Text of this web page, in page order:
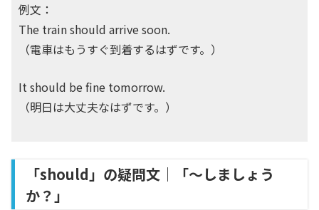
例文：
The train should arrive soon.
（電車はもうすぐ到着するはずです。）
It should be fine tomorrow.
（明日は大丈夫なはずです。）
「should」の疑問文｜「～しましょう
か？」